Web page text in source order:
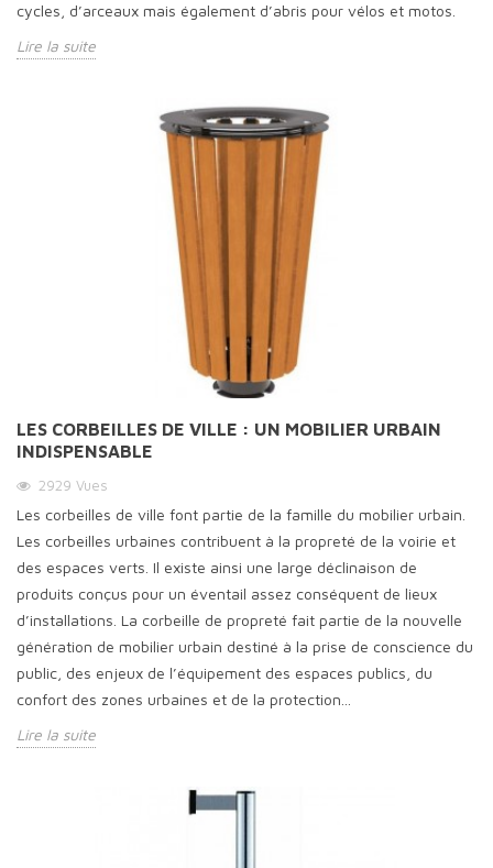
cycles, d’arceaux mais également d’abris pour vélos et motos.
Lire la suite
LES CORBEILLES DE VILLE : UN MOBILIER URBAIN
INDISPENSABLE
2929 Vues
Les corbeilles de ville font partie de la famille du mobilier urbain.
Les corbeilles urbaines contribuent à la propreté de la voirie et
des espaces verts. Il existe ainsi une large déclinaison de
produits conçus pour un éventail assez conséquent de lieux
d’installations. La corbeille de propreté fait partie de la nouvelle
génération de mobilier urbain destiné à la prise de conscience du
public, des enjeux de l’équipement des espaces publics, du
confort des zones urbaines et de la protection...
Lire la suite